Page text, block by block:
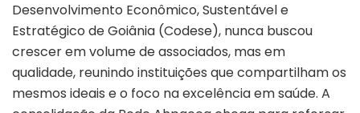
Desenvolvimento Econômico, Sustentável e
Estratégico de Goiânia (Codese), nunca buscou
crescer em volume de associados, mas em
qualidade, reunindo instituições que compartilham os
mesmos ideais e o foco na excelência em saúde. A